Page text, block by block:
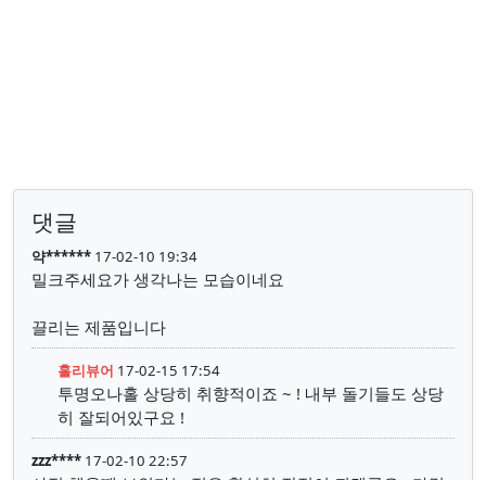
댓글
약****** 17-02-10 19:34
밀크주세요가 생각나는 모습이네요
끌리는 제품입니다
홀리뷰어 17-02-15 17:54
투명오나홀 상당히 취향적이죠 ~ ! 내부 돌기들도 상당
히 잘되어있구요 !
zzz**** 17-02-10 22:57